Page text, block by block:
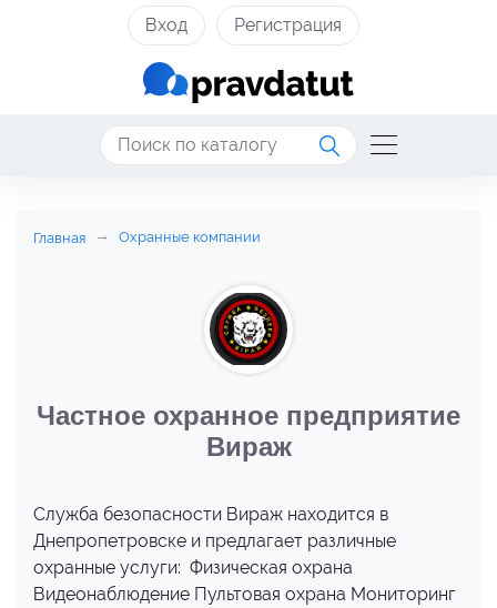
Вход Регистрация
Главная Охранные компании
Частное охранное предприятие
Вираж
Служба безопасности Вираж находится в
Днепропетровске и предлагает различные
охранные услуги: Физическая охрана
Видеонаблюдение Пультовая охрана Мониторинг